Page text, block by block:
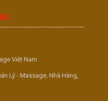
Việt Nam
Lý - Massage, Nhà Hàng,